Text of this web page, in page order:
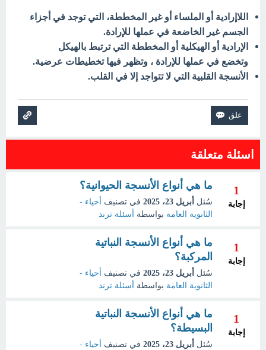
اللاإرادية أو الملساء أو غير المخططة، التي توجد في أجزاء
الجسم غير الخاضعة في عملها للإرادة.
الإرادية أو الهيكلية أو المخططة التي ترتبط بالهيكل
وتخضع في عملها للإرادة ، وتظهر فيها تخطيطات عرضية.
الأنسجة القلبية التي لا تتواجد إلا في القلب.
اسئلة متعلقة
1
إجابة
ما هي أنواع الأنسجة الحيوانية؟
سُئل أبريل 23، 2025 في تصنيف
أحياء -
الثانوية العامة بواسطة أسئلة ترند
1
إجابة
ما هي أنواع الأنسجة النباتية
المركبة؟
سُئل أبريل 23، 2025 في تصنيف
أحياء -
الثانوية العامة بواسطة أسئلة ترند
1
إجابة
ما هي أنواع الأنسجة النباتية
البسيطة؟
سُئل أبريل 23، 2025 في تصنيف
أحياء -